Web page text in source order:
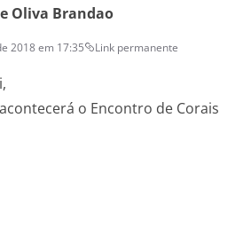
Oliva Brandao
2018 em 17:35 Link permanente
o Encontro de Corais